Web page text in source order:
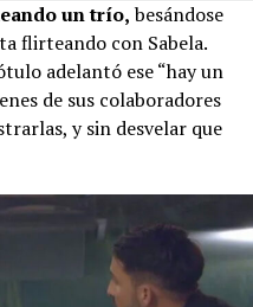
un trío,besándose
flirteando con Sabela.
adelantó ese “hay un
de sus colaboradores
y sin desvelar que